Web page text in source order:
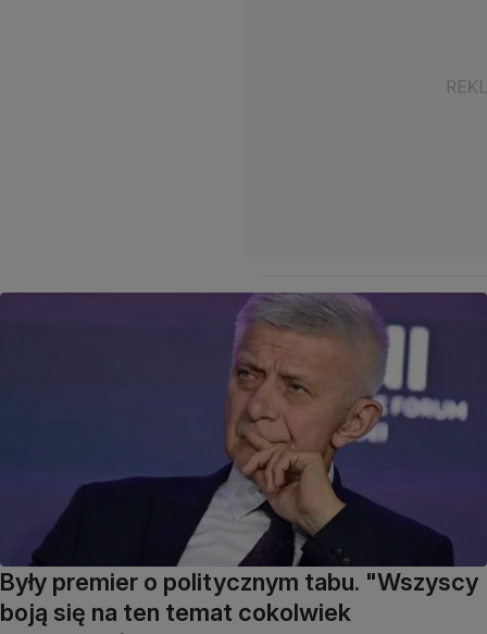
Były premier o politycznym tabu. "Wszyscy
boją się na ten temat cokolwiek